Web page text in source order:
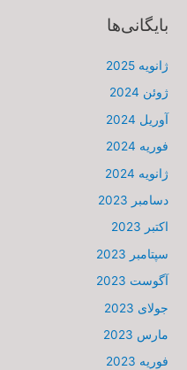
بایگانی‌ها
ژانویه 2025
ژوئن 2024
آوریل 2024
فوریه 2024
ژانویه 2024
دسامبر 2023
اکتبر 2023
سپتامبر 2023
آگوست 2023
جولای 2023
مارس 2023
فوریه 2023